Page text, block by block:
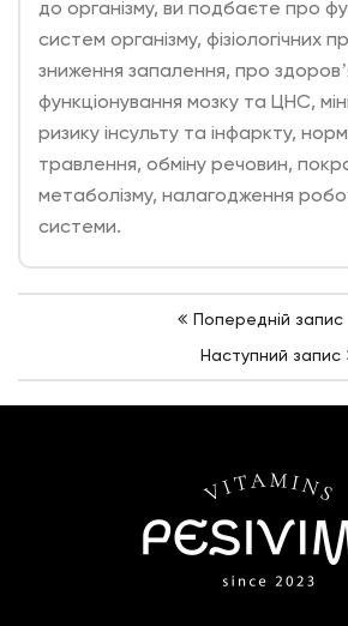
до організму, ви подбаєте про
систем організму, фізіологічних
зниження запалення, про
функціонування мозку та ЦНС,
ризику інсульту та інфаркту,
травлення, обміну речовин,
метаболізму, налагодження
системи.
НавігаціяПопереднiй запис
Наступний запис